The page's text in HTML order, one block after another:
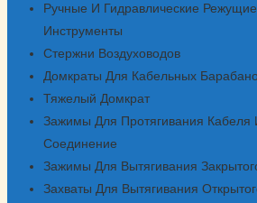
вашем
приложении
Ручные И Гидравлические
Инструменты
Стержни Воздуховодов
Домкраты Для Кабельных
Тяжелый Домкрат
Зажимы Для Протягивания Кабеля
Соединение
Зажимы Для Вытягивания
Захваты Для Вытягивания